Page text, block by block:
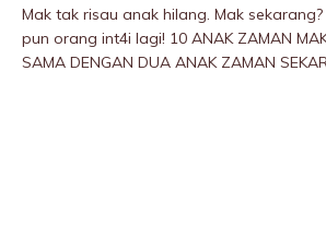
Mak tak risau anak hilang. Mak
pun orang int4i lagi! 10 ANAK ZAMAN
SAMA DENGAN DUA ANAK ZAMAN